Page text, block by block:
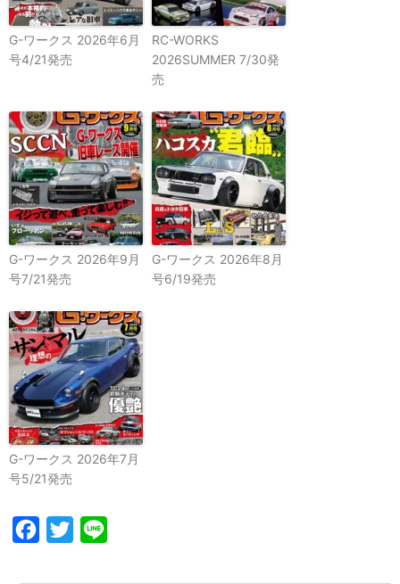
G-ワークス 2026年6月
号4/21発売
RC-WORKS
2026SUMMER 7/30発
売
G-ワークス 2026年9月
号7/21発売
G-ワークス 2026年8月
号6/19発売
G-ワークス 2026年7月
号5/21発売
Facebook
Twitter